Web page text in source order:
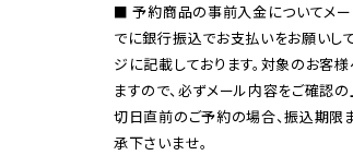
■ 予約商品の事前入金についてメ
でに銀行振込でお支払いをお願いし
ジに記載しております。対象のお客
ますので、必ずメール内容をご確認
切日直前のご予約の場合、振込期限
承下さいませ。